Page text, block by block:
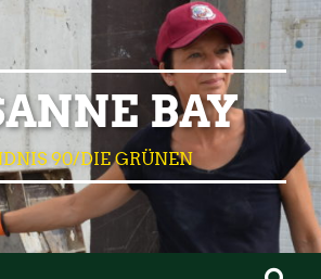
BAY
90/DIE GRÜNEN